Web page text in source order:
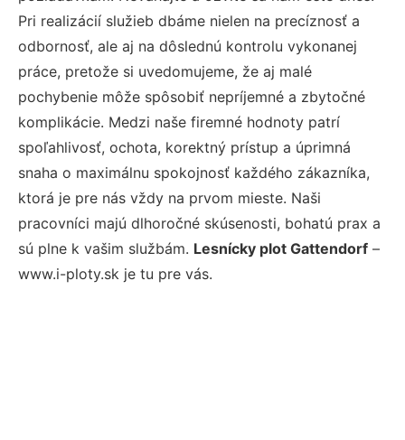
Pri realizácií služieb dbáme nielen na precíznosť a
odbornosť, ale aj na dôslednú kontrolu vykonanej
práce, pretože si uvedomujeme, že aj malé
pochybenie môže spôsobiť nepríjemné a zbytočné
komplikácie. Medzi naše firemné hodnoty patrí
spoľahlivosť, ochota, korektný prístup a úprimná
snaha o maximálnu spokojnosť každého zákazníka,
ktorá je pre nás vždy na prvom mieste. Naši
pracovníci majú dlhoročné skúsenosti, bohatú prax a
sú plne k vašim službám. Lesnícky plot Gattendorf –
www.i-ploty.sk je tu pre vás.